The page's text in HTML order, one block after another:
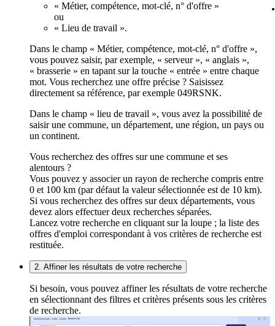
« Métier, compétence, mot-clé, n° d'offre »
ou
« Lieu de travail ».
Dans le champ « Métier, compétence, mot-clé, n° d'offre »,
vous pouvez saisir, par exemple, « serveur », « anglais »,
« brasserie » en tapant sur la touche « entrée » entre chaque
mot. Vous recherchez une offre précise ? Saisissez
directement sa référence, par exemple 049RSNK.
Dans le champ « lieu de travail », vous avez la possibilité de
saisir une commune, un département, une région, un pays ou
un continent.
Vous recherchez des offres sur une commune et ses
alentours ?
Vous pouvez y associer un rayon de recherche compris entre
0 et 100 km (par défaut la valeur sélectionnée est de 10 km).
Si vous recherchez des offres sur deux départements, vous
devez alors effectuer deux recherches séparées.
Lancez votre recherche en cliquant sur la loupe ; la liste des
offres d'emploi correspondant à vos critères de recherche est
restituée.
2. Affiner les résultats de votre recherche
Si besoin, vous pouvez affiner les résultats de votre recherche
en sélectionnant des filtres et critères présents sous les critères
de recherche.